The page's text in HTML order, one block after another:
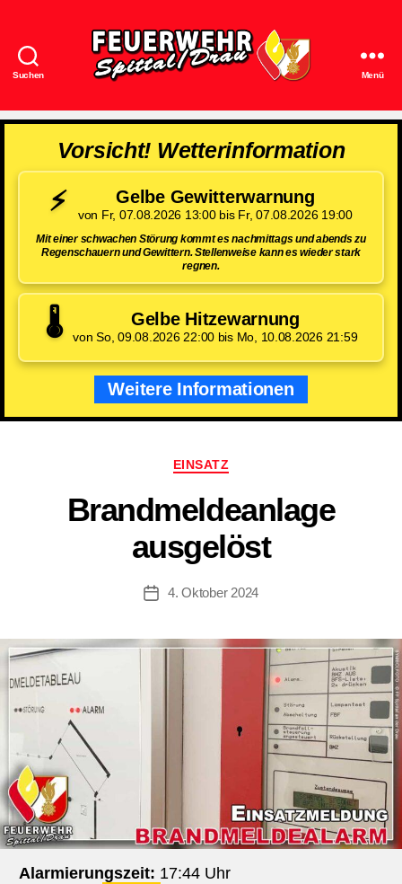
Suchen
Spittal/Drau
Menü
Vorsicht! Wetterinformation
⚡ Gelbe Gewitterwarnung
von Fr, 07.08.2026 13:00 bis Fr, 07.08.2026 19:00
Mit einer schwachen Störung kommt es nachmittags und abends zu
Regenschauern und Gewittern. Stellenweise kann es wieder stark
regnen.
🌡️ Gelbe Hitzewarnung
von So, 09.08.2026 22:00 bis Mo, 10.08.2026 21:59
Weitere Informationen
Kategorien
EINSATZ
Brandmeldeanlage
ausgelöst
Beitragsdatum
4. Oktober 2024
Alarmierungszeit: 17:44 Uhr